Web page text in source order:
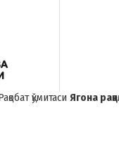
қўмитаси Ягона